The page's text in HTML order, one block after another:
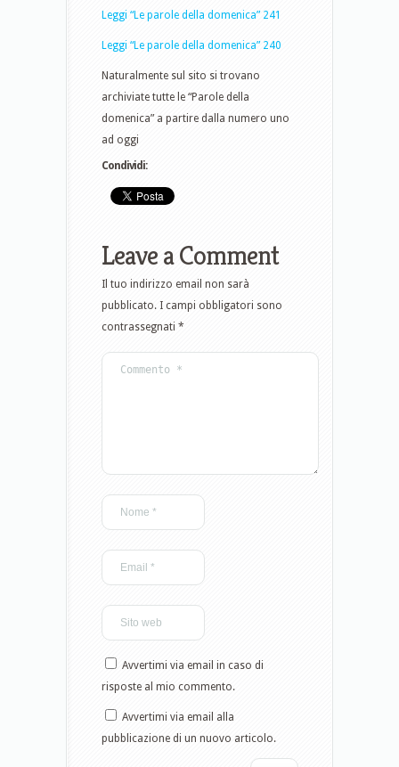
Leggi “Le parole della domenica” 241
Leggi “Le parole della domenica” 240
Naturalmente sul sito si trovano
archiviate tutte le “Parole della
domenica” a partire dalla numero uno
ad oggi
Condividi:
Leave a Comment
Il tuo indirizzo email non sarà
pubblicato. I campi obbligatori sono
contrassegnati *
Avvertimi via email in caso di
risposte al mio commento.
Avvertimi via email alla
pubblicazione di un nuovo articolo.